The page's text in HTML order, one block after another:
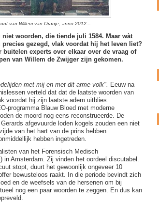
van Willem van Oranje, anno 2012...
niet woorden, die tiende juli 1584. Maar wàt
precies gezegd, vlak voordat hij het leven liet?
buitelen experts over elkaar over de vraag of
van Willem de Zwijger zijn gekomen.
met mij en met dit arme volk".
Eeuw na
verteld dat dat de laatste woorden van
voordat hij zijn laatste adem uitblies.
programma Blauw Bloed met moderne
de moord nog eens reconstrueerde. De
afgevuurde loden kogels zouden een niet
van het hart van de prins hebben
hebben ingetreden.
van het Forensisch Medisch
in Amsterdam. Zij vinden het oordeel discutabel.
stopt, duurt het gewoonlijk ongeveer 10
bewusteloos raakt. In die periode bevindt zich
en de weefsels van de hersenen om bij
nog een paar woorden te zeggen. En dus kan